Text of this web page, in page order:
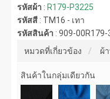
รหัสผ้า :R179-P3225
รหัสสี : TM16 - เทา
รหัสสินค้า :909-00R179-
หมวดที่เกี่ยวข้อง
ผ้
สินค้าในกลุ่มเดียวกัน